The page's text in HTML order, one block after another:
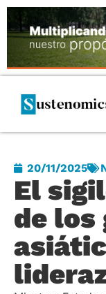
20/11/2025
El
de los